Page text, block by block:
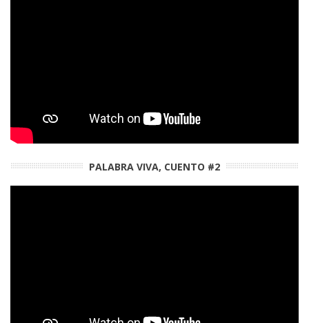
PALABRA VIVA, CUENTO #2